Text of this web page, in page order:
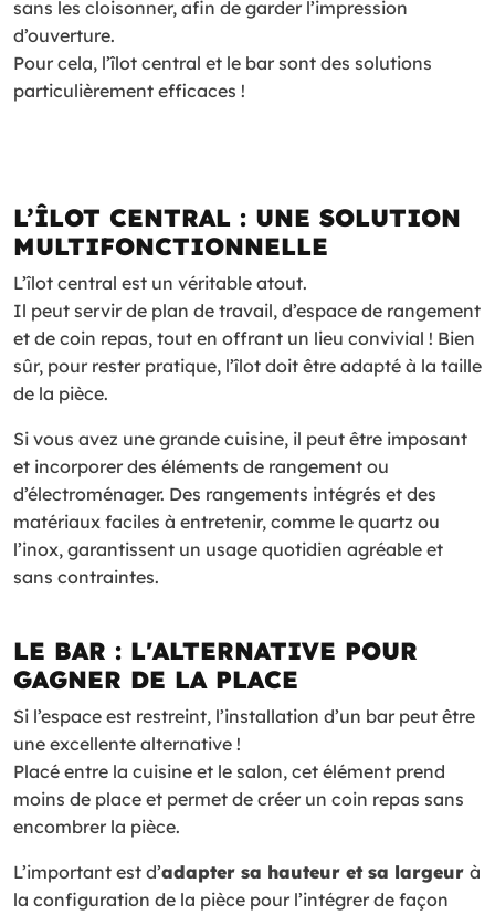
sans les cloisonner, afin de garder l’impression
d’ouverture.
Pour cela, l’îlot central et le bar sont des solutions
particulièrement efficaces !
L’ÎLOT CENTRAL : UNE SOLUTION
MULTIFONCTIONNELLE
L’îlot central est un véritable atout.
Il peut servir de plan de travail, d’espace de rangement
et de coin repas, tout en offrant un lieu convivial ! Bien
sûr, pour rester pratique, l’îlot doit être adapté à la taille
de la pièce.
Si vous avez une grande cuisine, il peut être imposant
et incorporer des éléments de rangement ou
d’électroménager. Des rangements intégrés et des
matériaux faciles à entretenir, comme le quartz ou
l’inox, garantissent un usage quotidien agréable et
sans contraintes.
LE BAR : L'ALTERNATIVE POUR
GAGNER DE LA PLACE
Si l’espace est restreint, l’installation d’un bar peut être
une excellente alternative !
Placé entre la cuisine et le salon, cet élément prend
moins de place et permet de créer un coin repas sans
encombrer la pièce.
L’important est d’adapter sa hauteur et sa largeur à
la configuration de la pièce pour l’intégrer de façon